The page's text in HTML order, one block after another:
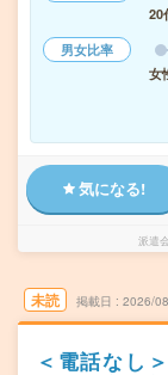
20
男女比率
女
気になる!
派遣
未読 掲載日 2026/
＜電話なし